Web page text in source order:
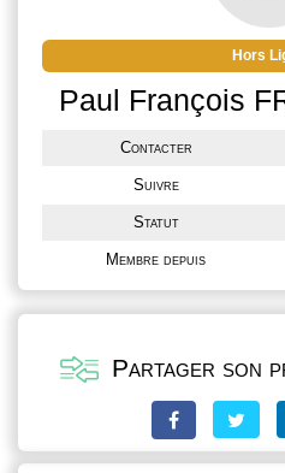
Hors
Paul François
Contacter
Suivre
Statut
Membre depuis
Partager son